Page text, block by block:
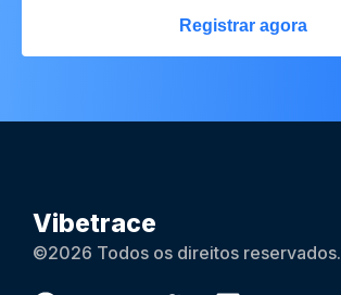
Registrar agora
Vibetrace
©2026 Todos os direitos reservados.